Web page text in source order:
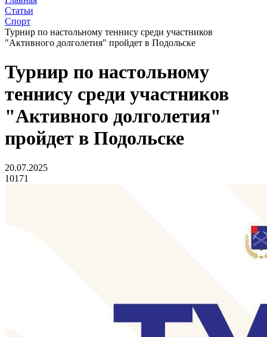
Статьи
Спорт
Турнир по настольному теннису среди участников
"Активного долголетия" пройдет в Подольске
Турнир по настольному
теннису среди участников
"Активного долголетия"
пройдет в Подольске
20.07.2025
10171